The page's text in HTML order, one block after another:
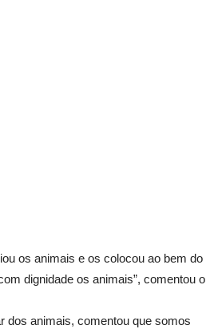
os animais e os colocou ao bem do
dignidade os animais”, comentou o
dos animais, comentou que somos